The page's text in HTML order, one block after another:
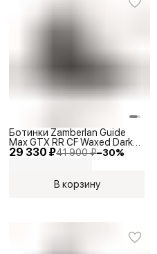
29 330 ₽41 900 ₽−30%
Ботинки Zamberlan Guide
Max GTX RR CF Waxed Dark
Brown
В корзину